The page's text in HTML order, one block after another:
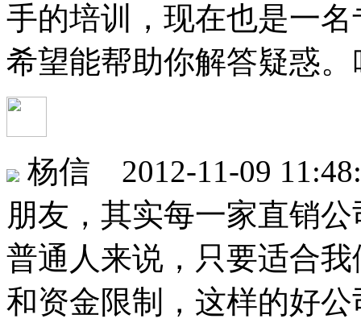
手的培训，现在也是一
希望能帮助你解答疑惑
杨信 2012-11-09
朋友，其实每一家直销
普通人来说，只要适合
和资金限制，这样的好